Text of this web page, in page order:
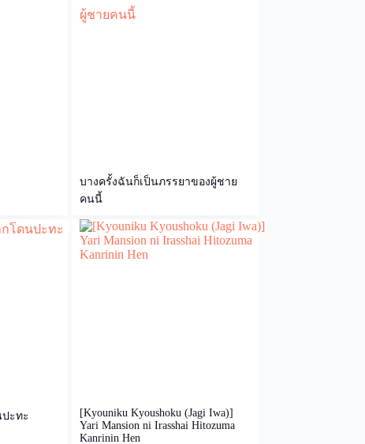
บางครั้งฉันก็เป็นภรรยาของผู้ชาย
คนนี้
ะทะ
[Kyouniku Kyoushoku (Jagi Iwa)]
Yari Mansion ni Irasshai Hitozuma
Kanrinin Hen